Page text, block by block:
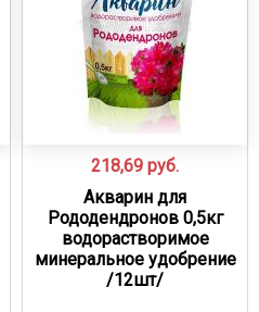
218,69 руб.
Акварин для
Рододендронов 0,5кг
водорастворимое
минеральное удобрение
/12шт/